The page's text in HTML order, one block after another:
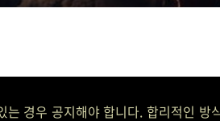
경우 공지해야 합니다. 합리적인 방